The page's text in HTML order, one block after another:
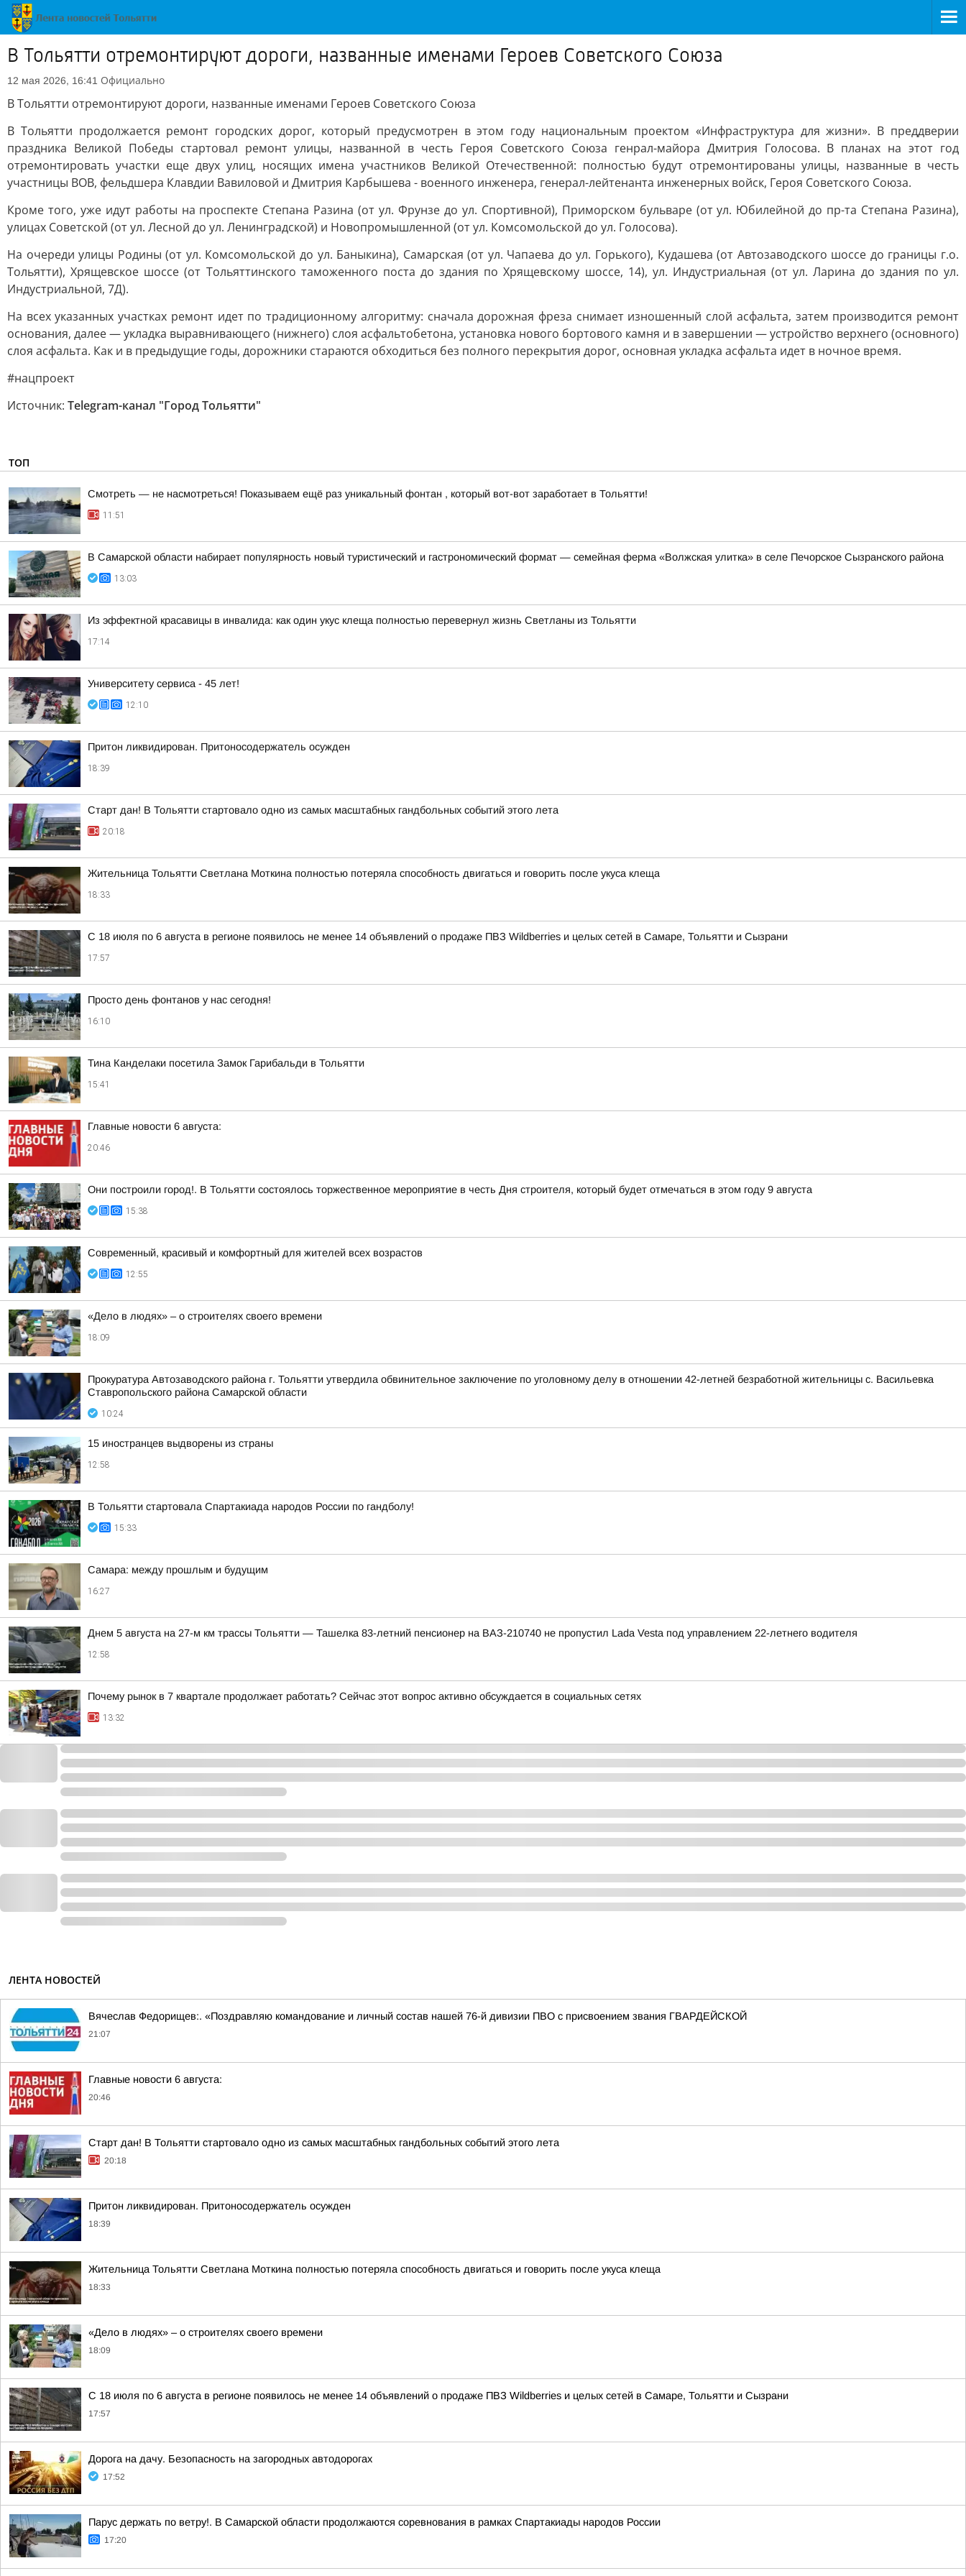
В Тольятти отремонтируют дороги, названные именами Героев Советского Союза
12 мая 2026, 16:41 Официально
В Тольятти отремонтируют дороги, названные именами Героев Советского Союза
В Тольятти продолжается ремонт городских дорог, который предусмотрен в этом году национальным проектом «Инфраструктура для жизни». В преддверии
праздника Великой Победы стартовал ремонт улицы, названной в честь Героя Советского Союза генрал-майора Дмитрия Голосова. В планах на этот год
отремонтировать участки еще двух улиц, носящих имена участников Великой Отечественной: полностью будут отремонтированы улицы, названные в честь
участницы ВОВ, фельдшера Клавдии Вавиловой и Дмитрия Карбышева - военного инженера, генерал-лейтенанта инженерных войск, Героя Советского Союза.
Кроме того, уже идут работы на проспекте Степана Разина (от ул. Фрунзе до ул. Спортивной), Приморском бульваре (от ул. Юбилейной до пр-та Степана Разина),
улицах Советской (от ул. Лесной до ул. Ленинградской) и Новопромышленной (от ул. Комсомольской до ул. Голосова).
На очереди улицы Родины (от ул. Комсомольской до ул. Баныкина), Самарская (от ул. Чапаева до ул. Горького), Кудашева (от Автозаводского шоссе до границы г.о.
Тольятти), Хрящевское шоссе (от Тольяттинского таможенного поста до здания по Хрящевскому шоссе, 14), ул. Индустриальная (от ул. Ларина до здания по ул.
Индустриальной, 7Д).
На всех указанных участках ремонт идет по традиционному алгоритму: сначала дорожная фреза снимает изношенный слой асфальта, затем производится ремонт
основания, далее — укладка выравнивающего (нижнего) слоя асфальтобетона, установка нового бортового камня и в завершении — устройство верхнего (основного)
слоя асфальта. Как и в предыдущие годы, дорожники стараются обходиться без полного перекрытия дорог, основная укладка асфальта идет в ночное время.
#нацпроект
Источник: Telegram-канал "Город Тольятти"
ТОП
Смотреть — не насмотреться! Показываем ещё раз уникальный фонтан , который вот-вот заработает в Тольятти!
11:51
В Самарской области набирает популярность новый туристический и гастрономический формат — семейная ферма «Волжская улитка» в селе Печорское Сызранского района
13:03
Из эффектной красавицы в инвалида: как один укус клеща полностью перевернул жизнь Светланы из Тольятти
17:14
Университету сервиса - 45 лет!
12:10
Притон ликвидирован. Притоносодержатель осужден
18:39
Старт дан! В Тольятти стартовало одно из самых масштабных гандбольных событий этого лета
20:18
Жительница Тольятти Светлана Моткина полностью потеряла способность двигаться и говорить после укуса клеща
18:33
С 18 июля по 6 августа в регионе появилось не менее 14 объявлений о продаже ПВЗ Wildberries и целых сетей в Самаре, Тольятти и Сызрани
17:57
Просто день фонтанов у нас сегодня!
16:10
Тина Канделаки посетила Замок Гарибальди в Тольятти
15:41
Главные новости 6 августа:
20:46
Они построили город!. В Тольятти состоялось торжественное мероприятие в честь Дня строителя, который будет отмечаться в этом году 9 августа
15:38
Современный, красивый и комфортный для жителей всех возрастов
12:55
«Дело в людях» – о строителях своего времени
18:09
Прокуратура Автозаводского района г. Тольятти утвердила обвинительное заключение по уголовному делу в отношении 42-летней безработной жительницы с. Васильевка
Ставропольского района Самарской области
10:24
15 иностранцев выдворены из страны
12:58
В Тольятти стартовала Спартакиада народов России по гандболу!
15:33
Самара: между прошлым и будущим
16:27
Днем 5 августа на 27-м км трассы Тольятти — Ташелка 83-летний пенсионер на ВАЗ-210740 не пропустил Lada Vesta под управлением 22-летнего водителя
12:58
Почему рынок в 7 квартале продолжает работать? Сейчас этот вопрос активно обсуждается в социальных сетях
13:32
ЛЕНТА НОВОСТЕЙ
Вячеслав Федорищев:. «Поздравляю командование и личный состав нашей 76-й дивизии ПВО с присвоением звания ГВАРДЕЙСКОЙ
21:07
Главные новости 6 августа:
20:46
Старт дан! В Тольятти стартовало одно из самых масштабных гандбольных событий этого лета
20:18
Притон ликвидирован. Притоносодержатель осужден
18:39
Жительница Тольятти Светлана Моткина полностью потеряла способность двигаться и говорить после укуса клеща
18:33
«Дело в людях» – о строителях своего времени
18:09
С 18 июля по 6 августа в регионе появилось не менее 14 объявлений о продаже ПВЗ Wildberries и целых сетей в Самаре, Тольятти и Сызрани
17:57
Дорога на дачу. Безопасность на загородных автодорогах
17:52
Парус держать по ветру!. В Самарской области продолжаются соревнования в рамках Спартакиады народов России
17:20